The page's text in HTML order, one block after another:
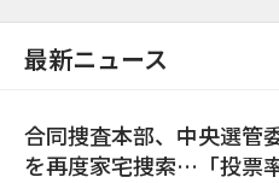
最新ニュース
合同捜査本部、中央選管
を再度家宅捜索…「投票